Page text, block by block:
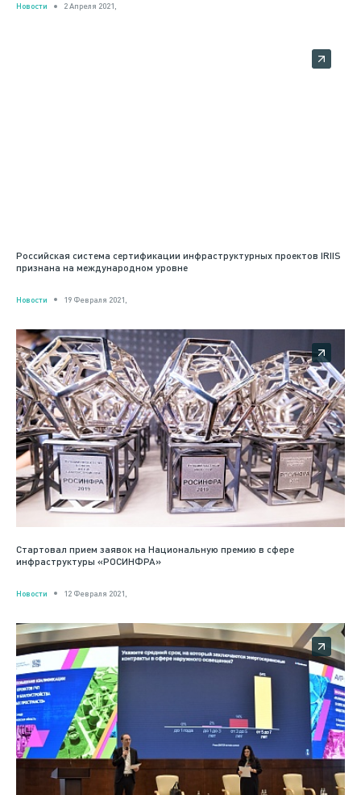
Новости 2 Апреля 2021,
Российская система сертификации инфраструктурных проектов IRIIS
признана на международном уровне
Новости 19 Февраля 2021,
Стартовал прием заявок на Национальную премию в сфере
инфраструктуры «РОСИНФРА»
Новости 12 Февраля 2021,